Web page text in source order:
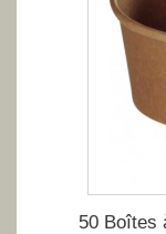
50 Boîtes